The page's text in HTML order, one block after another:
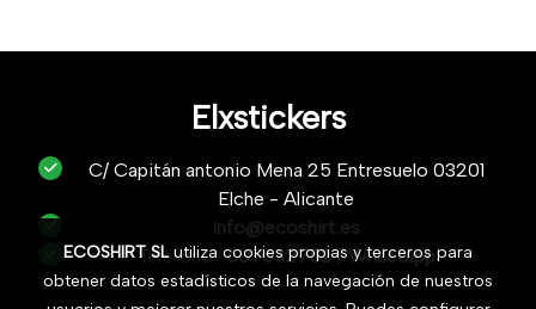
Elxstickers
C/ Capitán antonio Mena 25 Entresuelo 03201
Elche - Alicante
info@ecoshirt.es
Teléfono :687632752/Whastapp
ECOSHIRT SLutiliza cookies propias y terceros para
obtener datos estadísticos de la navegación de nuestros